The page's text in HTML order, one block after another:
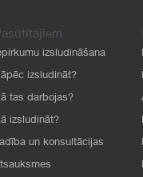
izsludināšana
izsludināt?
tas darbojas?
izsludināt?
un konsultācijas